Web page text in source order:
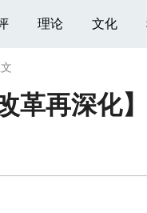
理论 文化
革再深化